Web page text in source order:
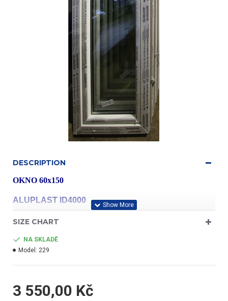
DESCRIPTION
OKNO 60x150
ALUPLAST ID4000
profil třídy "A"
- jednokřídlé
SIZE CHART
NA SKLADĚ
Model: 229
3 550,00 Kč